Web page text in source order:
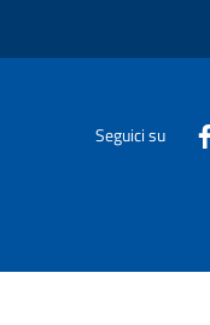
Seguici su